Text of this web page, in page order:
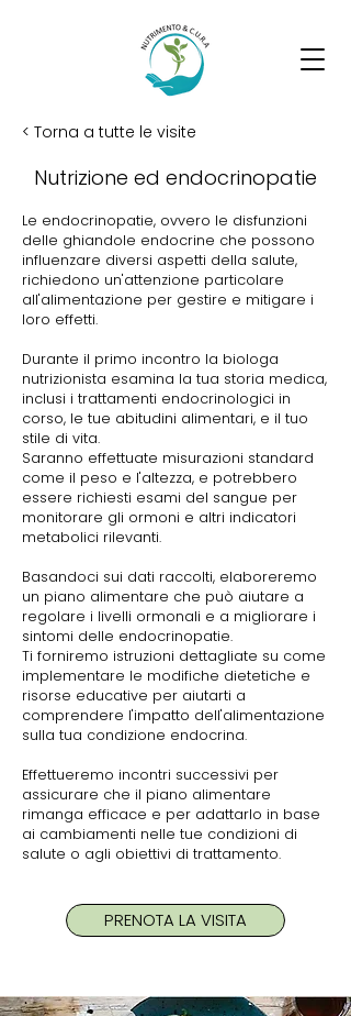
< Torna a tutte le visite
Nutrizione ed endocrinopatie
Le endocrinopatie, ovvero le disfunzioni
delle ghiandole endocrine che possono
influenzare diversi aspetti della salute,
richiedono un'attenzione particolare
all'alimentazione per gestire e mitigare i
loro effetti.
Durante il primo incontro la biologa
nutrizionista esamina la tua storia medica,
inclusi i trattamenti endocrinologici in
corso, le tue abitudini alimentari, e il tuo
stile di vita.
Saranno effettuate misurazioni standard
come il peso e l'altezza, e potrebbero
essere richiesti esami del sangue per
monitorare gli ormoni e altri indicatori
metabolici rilevanti.
Basandoci sui dati raccolti, elaboreremo
un piano alimentare che può aiutare a
regolare i livelli ormonali e a migliorare i
sintomi delle endocrinopatie.
Ti forniremo istruzioni dettagliate su come
implementare le modifiche dietetiche e
risorse educative per aiutarti a
comprendere l'impatto dell'alimentazione
sulla tua condizione endocrina.
Effettueremo incontri successivi per
assicurare che il piano alimentare
rimanga efficace e per adattarlo in base
ai cambiamenti nelle tue condizioni di
salute o agli obiettivi di trattamento.
PRENOTA LA VISITA